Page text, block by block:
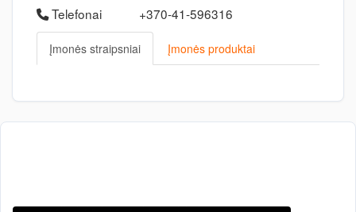
Telefonai +370-41-596316
Įmonės straipsniai Įmonės produktai